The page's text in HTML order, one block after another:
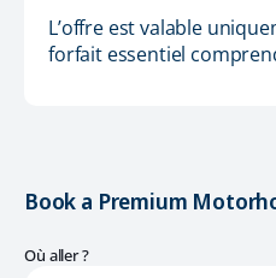
L’offre est valable
forfait essentiel
Book a Premium
Où aller ?